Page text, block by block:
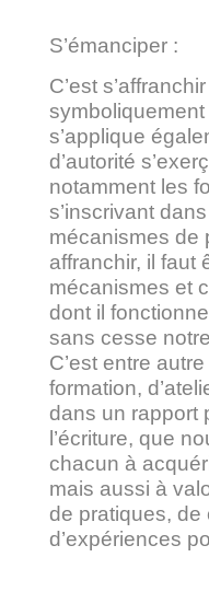
S’émanciper :
C’est
symboliquement
s’applique
d’autorité
notamment les
s’inscrivant
mécanismes de
affranchir, il faut
mécanismes et
dont il
sans cesse
C’est entre
formation,
dans un rapport
l’écriture, que
chacun à
mais aussi à
de pratiques, de
d’expériences